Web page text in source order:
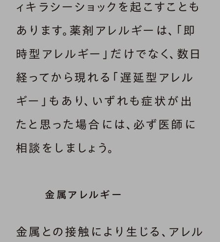
ィキラシーショックを起こすことも
あります。薬剤アレルギーは、「即
時型アレルギー」だけでなく、数日
経ってから現れる「遅延型アレル
ギー」もあり、いずれも症状が出
たと思った場合には、必ず医師に
相談をしましょう。
金属アレルギー
金属との接触により生じる、アレル